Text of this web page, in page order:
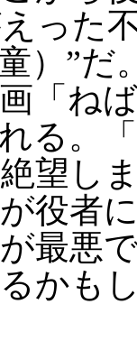
った
）”だ
「ね
る。
望し
役者
最悪
かも